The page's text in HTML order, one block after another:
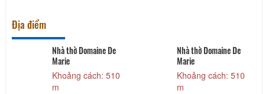
Địa điểm
Nhà thờ Domaine De
Marie
Khoảng cách: 510
m
Nhà thờ Domaine De
Marie
Khoảng cách: 510
m